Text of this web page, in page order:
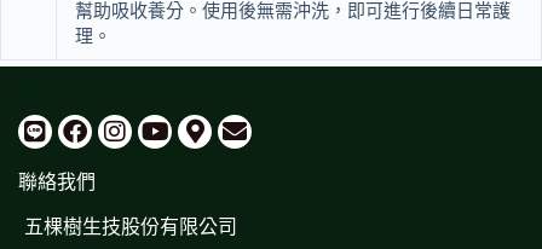
幫助吸收養分。使用後無需沖洗，即可進行後續日常護
理。
聯絡我們
五棵樹生技股份有限公司